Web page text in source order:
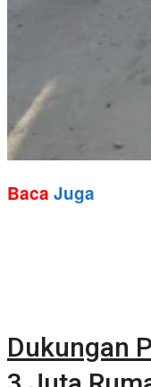
Baca Juga
Dukungan